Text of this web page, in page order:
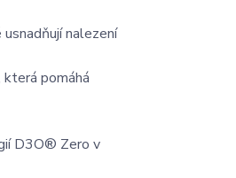
nalezení
která pomáhá
D3O® Zero v